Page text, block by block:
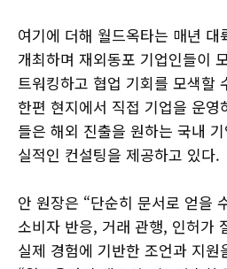
여기에 더해 월드옥타는 매년 대
개최하며 재외동포 기업인들이
트워킹하고 협업 기회를 모색할
한편 현지에서 직접 기업을 운영
들은 해외 진출을 원하는 국내
실적인 컨설팅을 제공하고 있다.
안 원장은 “단순히 문서로 얻을
소비자 반응, 거래 관행, 인허가
실제 경험에 기반한 조언과 지원